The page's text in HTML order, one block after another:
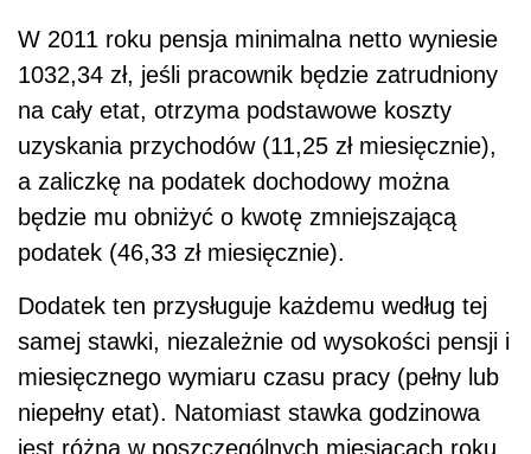
W 2011 roku pensja minimalna netto wyniesie
1032,34 zł, jeśli pracownik będzie zatrudniony
na cały etat, otrzyma podstawowe koszty
uzyskania przychodów (11,25 zł miesięcznie),
a zaliczkę na podatek dochodowy można
będzie mu obniżyć o kwotę zmniejszającą
podatek (46,33 zł miesięcznie).
Dodatek ten przysługuje każdemu według tej
samej stawki, niezależnie od wysokości pensji i
miesięcznego wymiaru czasu pracy (pełny lub
niepełny etat). Natomiast stawka godzinowa
jest różna w poszczególnych miesiącach roku.